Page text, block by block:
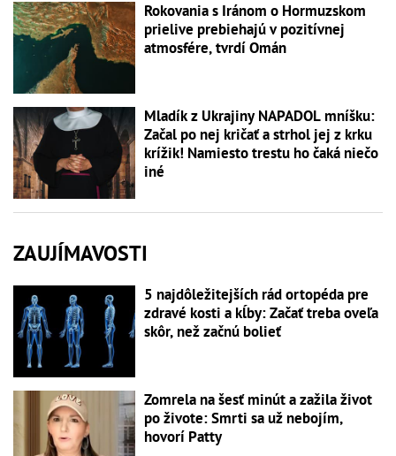
Rokovania s Iránom o Hormuzskom
prielive prebiehajú v pozitívnej
atmosfére, tvrdí Omán
Mladík z Ukrajiny NAPADOL mníšku:
Začal po nej kričať a strhol jej z krku
krížik! Namiesto trestu ho čaká niečo
iné
ZAUJÍMAVOSTI
5 najdôležitejších rád ortopéda pre
zdravé kosti a kĺby: Začať treba oveľa
skôr, než začnú bolieť
Zomrela na šesť minút a zažila život
po živote: Smrti sa už nebojím,
hovorí Patty